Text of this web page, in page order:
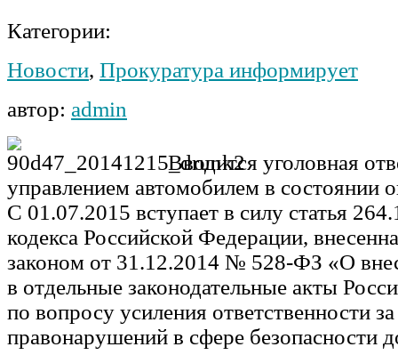
Категории:
Новости, Прокуратура информирует
автор: admin
Вводится уголовная
управлением автомобилем в состоянии
С 01.07.2015 вступает в силу статья
кодекса Российской Федерации,
законом от 31.12.2014 № 528-ФЗ «О
в отдельные законодательные акты
по вопросу усиления ответственности
правонарушений в сфере безопасности